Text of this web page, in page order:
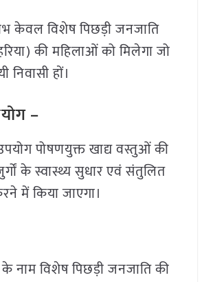
केवल विशेष पिछड़ी जनजाति
की महिलाओं को मिलेगा जो
निवासी हों।
–
पोषणयुक्त खाद्य वस्तुओं की
के स्वास्थ्य सुधार एवं संतुलित
में किया जाएगा।
के नाम विशेष पिछड़ी जनजाति की